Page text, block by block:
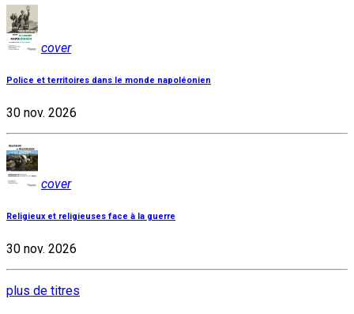
cover
Police et territoires dans le monde napoléonien
30 nov. 2026
cover
Religieux et religieuses face à la guerre
30 nov. 2026
plus de titres